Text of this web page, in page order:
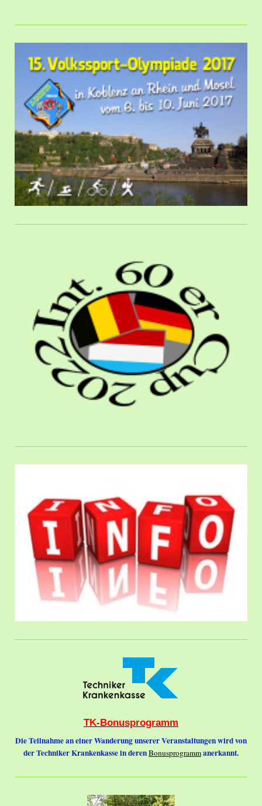
TK-Bonusprogramm
Die Teilnahme an einer Wanderung unserer Veranstaltungen wird von
der Techniker Krankenkasse in derenBonusprogrammanerkannt.